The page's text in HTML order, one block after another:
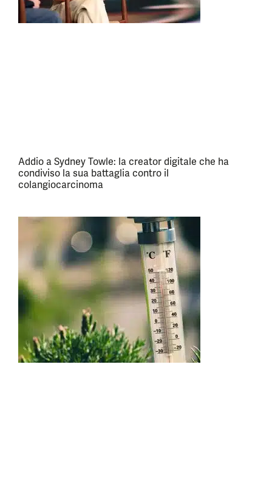
Addio a Sydney Towle: la creator digitale che ha
condiviso la sua battaglia contro il
colangiocarcinoma